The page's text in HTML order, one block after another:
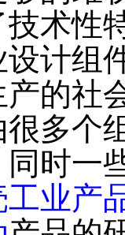
技术性
计组
的社
多个
时一
业产